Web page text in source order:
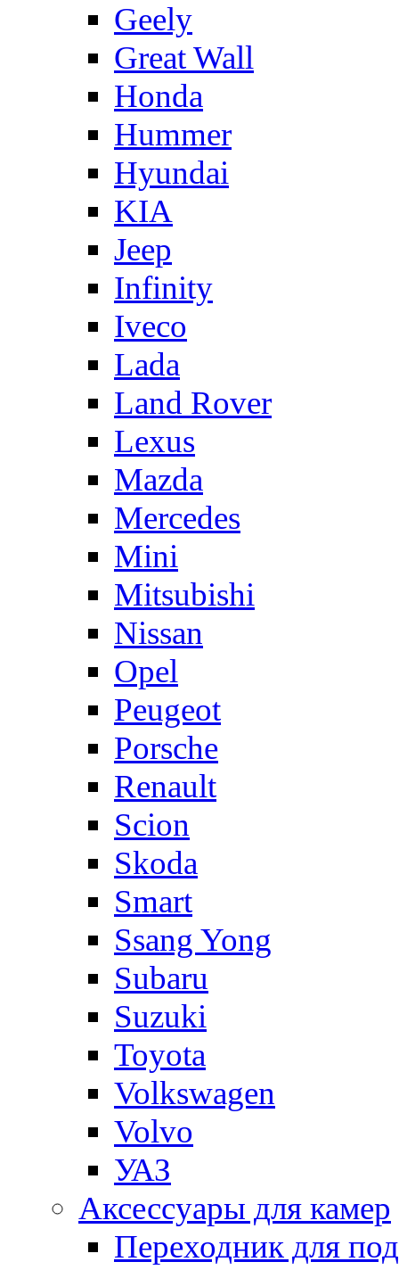
Geely
Great Wall
Honda
Hummer
Hyundai
KIA
Jeep
Infinity
Iveco
Lada
Land Rover
Lexus
Mazda
Mercedes
Mini
Mitsubishi
Nissan
Opel
Peugeot
Porsche
Renault
Scion
Skoda
Smart
Ssang Yong
Subaru
Suzuki
Toyota
Volkswagen
Volvo
УАЗ
Аксессуары для камер
Переходник для